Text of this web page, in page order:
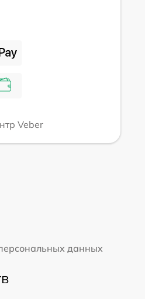
Veber
данных